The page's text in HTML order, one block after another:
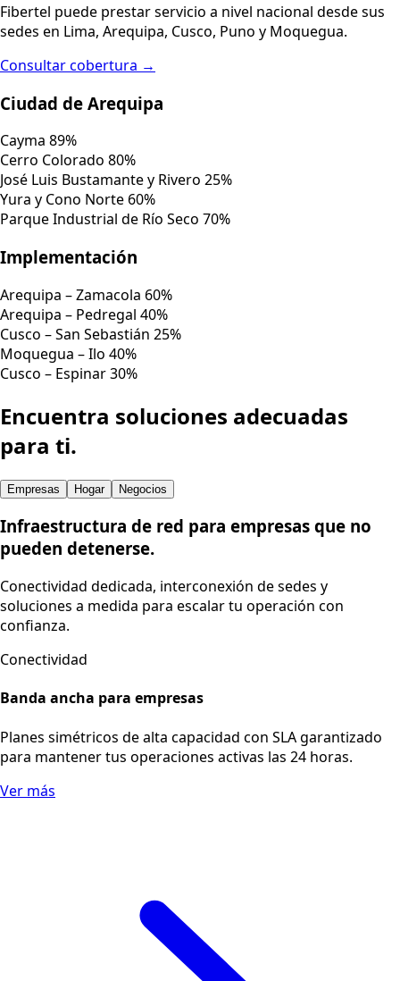
Fibertel puede prestar servicio a nivel nacional desde sus
sedes en Lima, Arequipa, Cusco, Puno y Moquegua.
Consultar cobertura →
Ciudad de Arequipa
Cayma 89%
Cerro Colorado 80%
José Luis Bustamante y Rivero 25%
Yura y Cono Norte 60%
Parque Industrial de Río Seco 70%
Implementación
Arequipa – Zamacola 60%
Arequipa – Pedregal 40%
Cusco – San Sebastián 25%
Moquegua – Ilo 40%
Cusco – Espinar30%
Encuentra soluciones adecuadas
para ti.
Empresas Hogar Negocios
Infraestructura de red para empresas que no
pueden detenerse.
Conectividad dedicada, interconexión de sedes y
soluciones a medida para escalar tu operación con
confianza.
Conectividad
Banda ancha para empresas
Planes simétricos de alta capacidad con SLA garantizado
para mantener tus operaciones activas las 24 horas.
Ver más